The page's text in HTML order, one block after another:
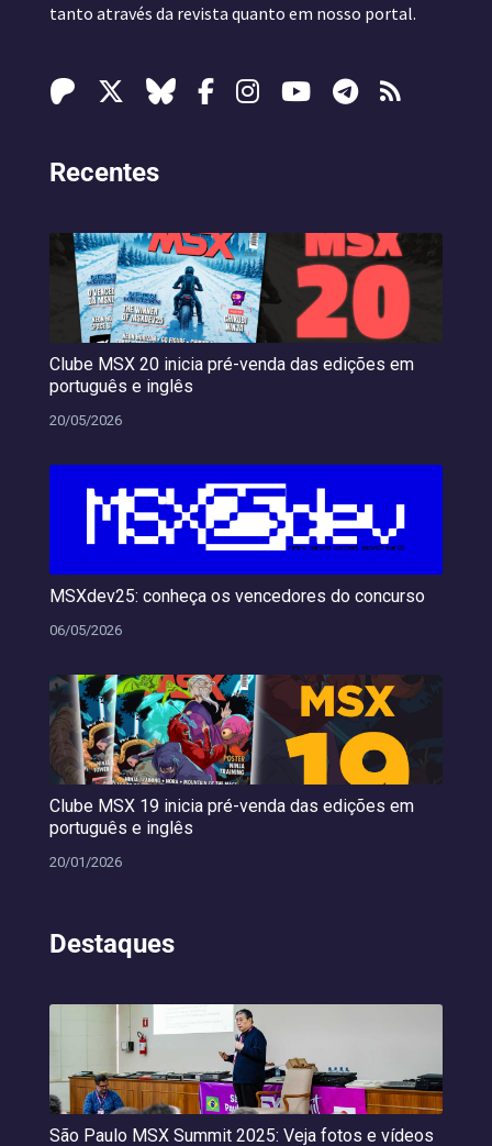
tanto através da revista quanto em nosso portal.
Recentes
Clube MSX 20 inicia pré-venda das edições em
português e inglês
20/05/2026
MSXdev25: conheça os vencedores do concurso
06/05/2026
Clube MSX 19 inicia pré-venda das edições em
português e inglês
20/01/2026
Destaques
São Paulo MSX Summit 2025: Veja fotos e vídeos